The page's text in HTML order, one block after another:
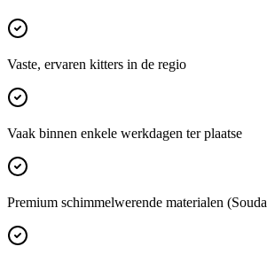
Vaste, ervaren kitters in de regio
Vaak binnen enkele werkdagen ter plaatse
Premium schimmelwerende materialen